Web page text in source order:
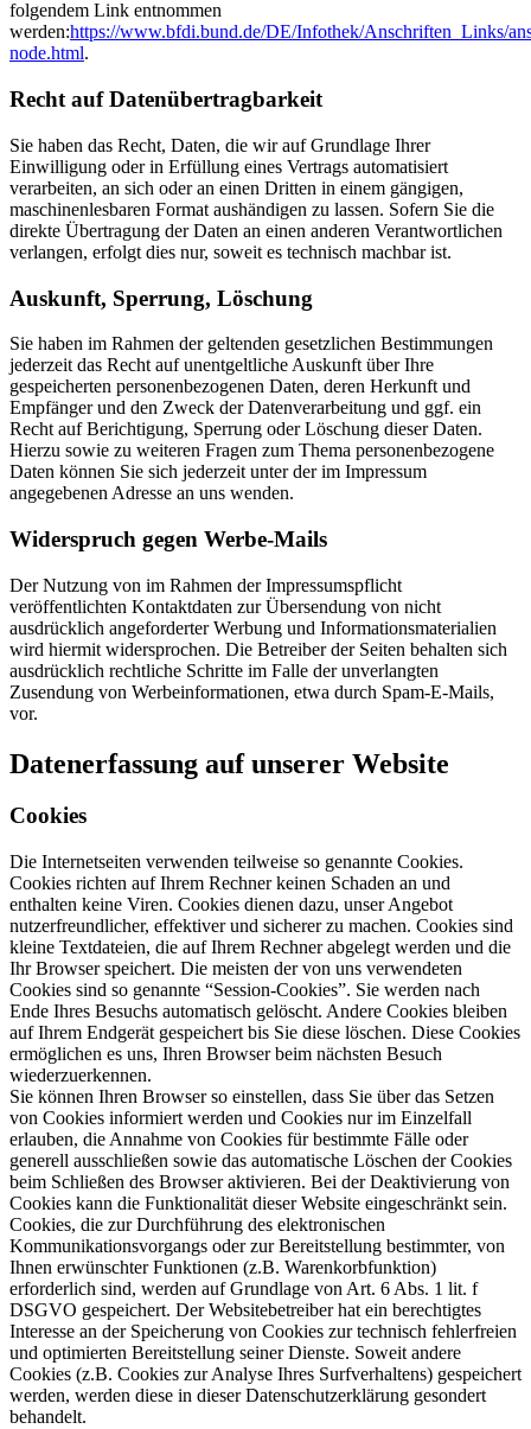
folgendem Link entnommen
werden:https://www.bfdi.bund.de/DE/Infothek/Anschriften_Links/
node.html.
Recht auf Datenübertragbarkeit
Sie haben das Recht, Daten, die wir auf Grundlage Ihrer
Einwilligung oder in Erfüllung eines Vertrags automatisiert
verarbeiten, an sich oder an einen Dritten in einem gängigen,
maschinenlesbaren Format aushändigen zu lassen. Sofern Sie die
direkte Übertragung der Daten an einen anderen Verantwortlichen
verlangen, erfolgt dies nur, soweit es technisch machbar ist.
Auskunft, Sperrung, Löschung
Sie haben im Rahmen der geltenden gesetzlichen Bestimmungen
jederzeit das Recht auf unentgeltliche Auskunft über Ihre
gespeicherten personenbezogenen Daten, deren Herkunft und
Empfänger und den Zweck der Datenverarbeitung und ggf. ein
Recht auf Berichtigung, Sperrung oder Löschung dieser Daten.
Hierzu sowie zu weiteren Fragen zum Thema personenbezogene
Daten können Sie sich jederzeit unter der im Impressum
angegebenen Adresse an uns wenden.
Widerspruch gegen Werbe-Mails
Der Nutzung von im Rahmen der Impressumspflicht
veröffentlichten Kontaktdaten zur Übersendung von nicht
ausdrücklich angeforderter Werbung und Informationsmaterialien
wird hiermit widersprochen. Die Betreiber der Seiten behalten sich
ausdrücklich rechtliche Schritte im Falle der unverlangten
Zusendung von Werbeinformationen, etwa durch Spam-E-Mails,
vor.
Datenerfassung auf unserer Website
Cookies
Die Internetseiten verwenden teilweise so genannte Cookies.
Cookies richten auf Ihrem Rechner keinen Schaden an und
enthalten keine Viren. Cookies dienen dazu, unser Angebot
nutzerfreundlicher, effektiver und sicherer zu machen. Cookies sind
kleine Textdateien, die auf Ihrem Rechner abgelegt werden und die
Ihr Browser speichert. Die meisten der von uns verwendeten
Cookies sind so genannte “Session-Cookies”. Sie werden nach
Ende Ihres Besuchs automatisch gelöscht. Andere Cookies bleiben
auf Ihrem Endgerät gespeichert bis Sie diese löschen. Diese Cookies
ermöglichen es uns, Ihren Browser beim nächsten Besuch
wiederzuerkennen.
Sie können Ihren Browser so einstellen, dass Sie über das Setzen
von Cookies informiert werden und Cookies nur im Einzelfall
erlauben, die Annahme von Cookies für bestimmte Fälle oder
generell ausschließen sowie das automatische Löschen der Cookies
beim Schließen des Browser aktivieren. Bei der Deaktivierung von
Cookies kann die Funktionalität dieser Website eingeschränkt sein.
Cookies, die zur Durchführung des elektronischen
Kommunikationsvorgangs oder zur Bereitstellung bestimmter, von
Ihnen erwünschter Funktionen (z.B. Warenkorbfunktion)
erforderlich sind, werden auf Grundlage von Art. 6 Abs. 1 lit. f
DSGVO gespeichert. Der Websitebetreiber hat ein berechtigtes
Interesse an der Speicherung von Cookies zur technisch fehlerfreien
und optimierten Bereitstellung seiner Dienste. Soweit andere
Cookies (z.B. Cookies zur Analyse Ihres Surfverhaltens) gespeichert
werden, werden diese in dieser Datenschutzerklärung gesondert
behandelt.